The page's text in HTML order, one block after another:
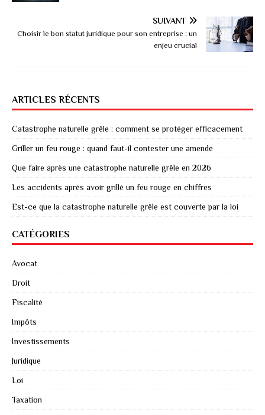
SUIVANT
Choisir le bon statut juridique pour son entreprise : un
enjeu crucial
ARTICLES RÉCENTS
Catastrophe naturelle grêle : comment se protéger efficacement
Griller un feu rouge : quand faut-il contester une amende
Que faire après une catastrophe naturelle grêle en 2026
Les accidents après avoir grillé un feu rouge en chiffres
Est-ce que la catastrophe naturelle grêle est couverte par la loi
CATÉGORIES
Avocat
Droit
Fiscalité
Impôts
Investissements
Juridique
Loi
Taxation